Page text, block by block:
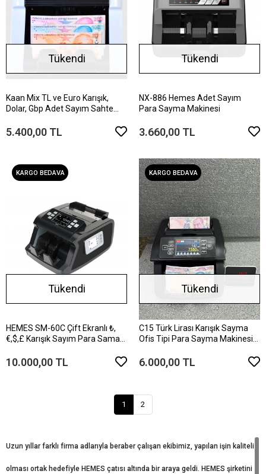
Tükendi
Kaan Mix TL ve Euro Karışık,
Dolar, Gbp Adet Sayım Sahte
Makinesi (Sesli Konuşma)
5.400,00 TL
Tükendi
NX-886 Hemes Adet Sayım
Para Sayma Makinesi
3.660,00 TL
KARGO BEDAVA
Tükendi
HEMES SM-60C Çift Ekranlı ₺,
€,$,£ Karışık Sayım Para Sama
10.000,00 TL
KARGO BEDAVA
Tükendi
C15 Türk Lirası Karışık Sayma
Ofis Tipi Para Sayma Makinesi
6.000,00 TL
1 2
Uzun yıllar farklı firma adlarıyla beraber çalışan ekibimiz, yapılan işin kaliteli
olması ortak hedefiyle HEMES çatısı altında bir araya geldi. HEMES şirketini